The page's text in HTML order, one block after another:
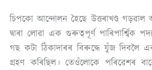
চিপকো আন্দোলন হৈছে উত্তৰাখণ্ড গড়ৱাল
দ্বাৰা লোৱা এক গুৰুত্বপূৰ্ণ পাৰিপাৰ্শ্বিক
গছ কটা ঠিকাদাৰৰ বিৰুদ্ধে যুঁজ দিবলৈ
গ্ৰহণ কৰিছিল। তেওঁলোকে পৰিৱেশৰ